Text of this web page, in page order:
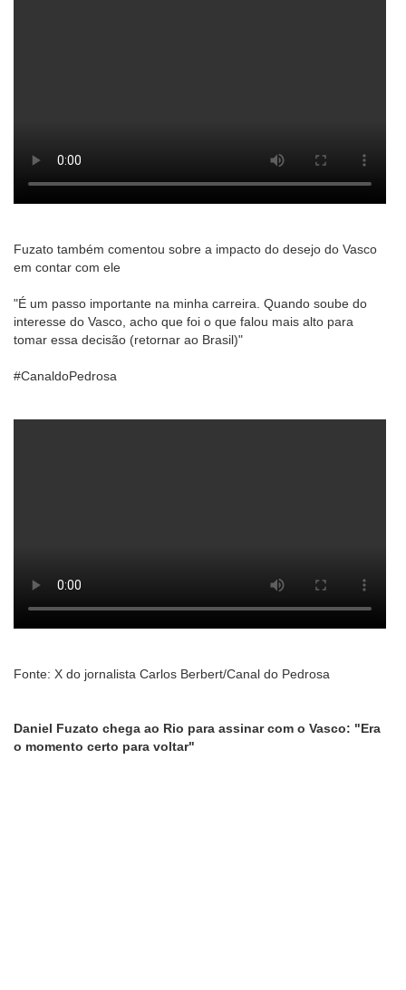
Fuzato também comentou sobre a impacto do desejo do Vasco
em contar com ele
"É um passo importante na minha carreira. Quando soube do
interesse do Vasco, acho que foi o que falou mais alto para
tomar essa decisão (retornar ao Brasil)"
#CanaldoPedrosa
Fonte: X do jornalista Carlos Berbert/Canal do Pedrosa
Daniel Fuzato chega ao Rio para assinar com o Vasco: "Era
o momento certo para voltar"